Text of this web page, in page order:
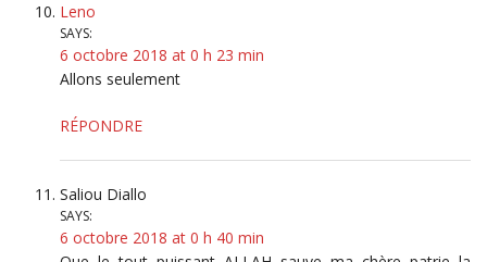
Leno
SAYS:
6 octobre 2018 at 0 h 23 min
Allons seulement
RÉPONDRE
Saliou Diallo
SAYS:
6 octobre 2018 at 0 h 40 min